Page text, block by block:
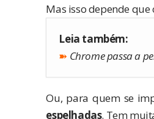
Mas isso depende
Leia também:
➽ Chrome passa a
Ou, para quem se
espelhadas. Tem